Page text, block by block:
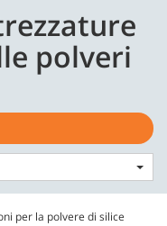
Italiano - IT
per la polvere di silice
polveri